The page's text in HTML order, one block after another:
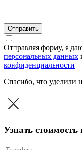
Отправить
Отправляя форму, я
персональных данных
конфиденциальности
Спасибо, что уделили
Узнать